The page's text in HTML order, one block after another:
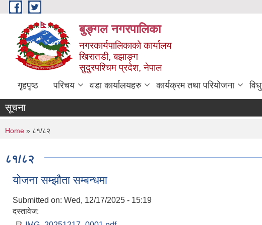
Skip to main content
बुङ्गल नगरपालिका
नगरकार्यपालिकाको कार्यालय
खिरातडी, बझाङ्ग
सुदुरपश्चिम प्रदेश, नेपाल
गृहपृष्ठ परिचय वडा कार्यालयहरु कार्यक्रम तथा परियोजना
सूचना
You are here
Home » ८१/८२
८१/८२
योजना सम्झौता सम्बन्धमा
Submitted on: Wed, 12/17/2025 - 15:19
दस्तावेज: